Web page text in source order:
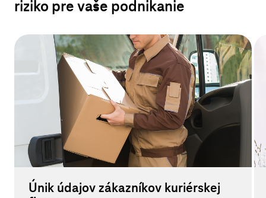
riziko pre vaše podnikanie
Únik údajov zákazníkov kuriérskej